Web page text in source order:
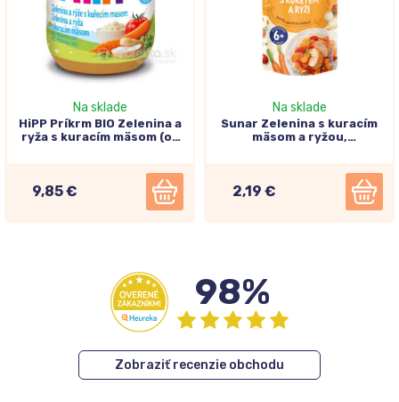
Na sklade
HiPP Príkrm BIO Zelenina a
ryža s kuracím mäsom (od
9,85 €
Na sklade
Sunar Zelenina s kuracím
mäsom a ryžou,
2,19 €
98%
Zobraziť recenzie obchodu